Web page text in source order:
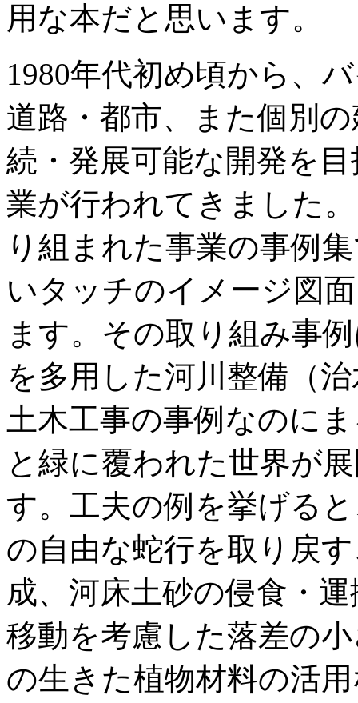
用な本だと思います。
1980年代初め頃から、
道路・都市、また個別
続・発展可能な開発を
業が行われてきました
り組まれた事業の事例
いタッチのイメージ図
ます。その取り組み事
を多用した河川整備（
土木工事の事例なのに
と緑に覆われた世界が
す。工夫の例を挙げる
の自由な蛇行を取り戻
成、河床土砂の侵食・
移動を考慮した落差の
の生きた植物材料の活